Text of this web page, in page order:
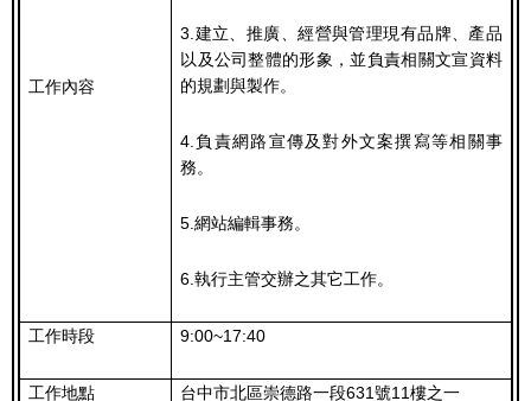
工作內容
3.建立、推廣、經營與管理現有品牌、產品
以及公司整體的形象，並負責相關文宣資料
的規劃與製作。
4.負責網路宣傳及對外文案撰寫等相關事
務。
5.網站編輯事務。
6.執行主管交辦之其它工作。
工作時段 9:00~17:40
工作地點 台中市北區崇德路一段631號11樓之一